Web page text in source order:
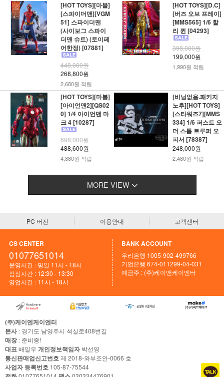
[HOT TOYS][마블]
[스파이더맨][VGM
51] 스파이더맨
(사이보그 스파이
더맨 슈트) (토이페
어한정) [07881]
448,000원
268,800원
2,680원 적립
[HOT TOYS][D.C]
[버즈 오브 프레이]
[MMS565] 1/6 할
리 퀸 [04293]
398,000원
199,000원
1,990원 적립
[HOT TOYS][마블]
[아이언맨2][QS02
0] 1/4 아이언맨 마
크 4 [10287]
698,000원
488,600원
4,880원 적립
[비닐없음.패키지
노후][HOT TOYS]
[스타워즈7][MMS
334] 1/6 퍼스트 오
더 스톰 트루퍼 오
피서 [78387]
248,000원
2,480원 적립
MORE VIEW
PC 버전 이용안내 고객센터
CS CENTER
01077651014
운영시간 : 평일 11시 - 18시
점심시간 : 12:30 - 13:30
영업시간 : 11시 - 18시
BANK ACCOUNT
우리은행 1005-902-499766
기업은행 674-011299-04-031
예금주 : (주)케이앤케이엔터
(주)케이엔케이엔터
본사: 경기도 남양주시 석실로408번길
매장: 준비중!
대표배일우 개인정보책임자박선영
통신판매업신고번호제 2018-와부조안-0066 호
사업자 등록번호 105-87-75544